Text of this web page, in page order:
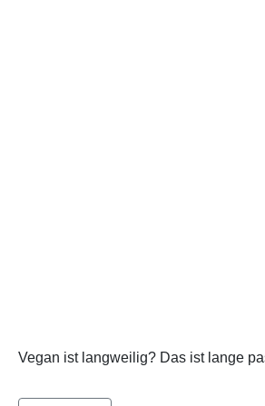
Vegan ist langweilig? Das ist lange